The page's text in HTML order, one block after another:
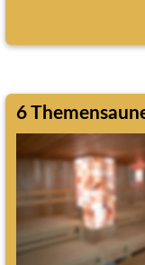
6
Erleben Sie in der